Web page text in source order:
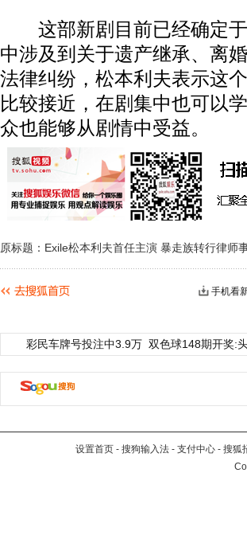
这部新剧目前已经确定于
中涉及到关于遗产继承、离
法律纠纷，松本利夫表示这
比较接近，在剧集中也可以
众也能够从剧情中受益。
原标题：Exile松本利夫首任主演 暴走族转行律师
手机看
彩民车牌号投注中3.9万 双色球148期开奖:
设置首页 - 搜狗输入法 - 支付中心 - 搜狐